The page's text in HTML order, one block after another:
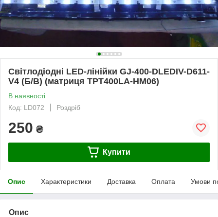
Світлодіодні LED-лінійки GJ-400-DLEDIV-D611-
V4 (Б/В) (матриця TPT400LA-HM06)
В наявності
Код: LD072
Роздріб
250 ₴
Купити
Опис Характеристики Доставка Оплата Умови
Опис